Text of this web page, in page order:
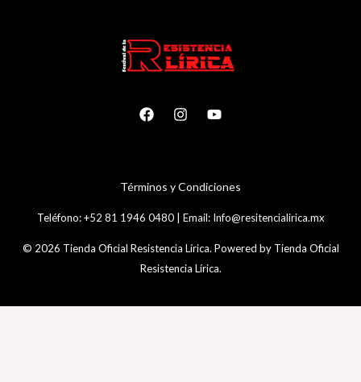
Términos y Condiciones
Teléfono:+52 81 1946 0480| Email: Info@resitencialirica.mx
© 2026 Tienda Oficial Resistencia Lírica. Powered by Tienda Oficial
Resistencia Lírica.